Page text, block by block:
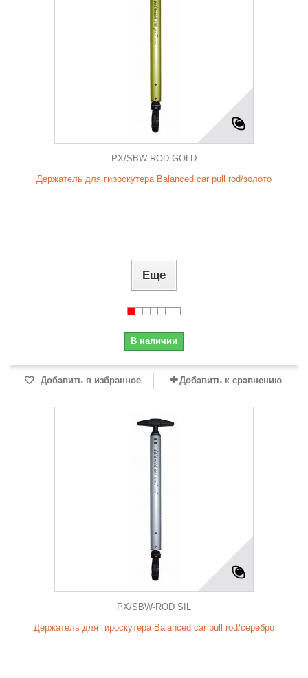
PX/SBW-ROD GOLD
Держатель для гироскутера Balanced car pull rod/золото
Еще
В наличии
Добавить в избранное Добавить к сравнению
PX/SBW-ROD SIL
Держатель для гироскутера Balanced car pull rod/серебро